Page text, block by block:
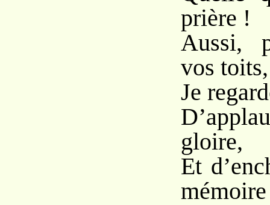
prière !
Aussi,
vos toits,
Je
gloire,
Et